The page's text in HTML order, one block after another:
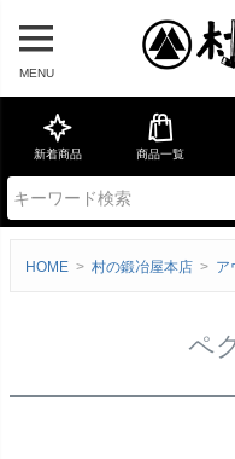
MENU
新着商品 商品一覧
HOME 村の鍛冶屋本店 ア
ペ